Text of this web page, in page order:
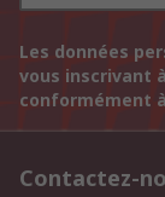
Les données
vous inscrivant
conformément
Contactez-